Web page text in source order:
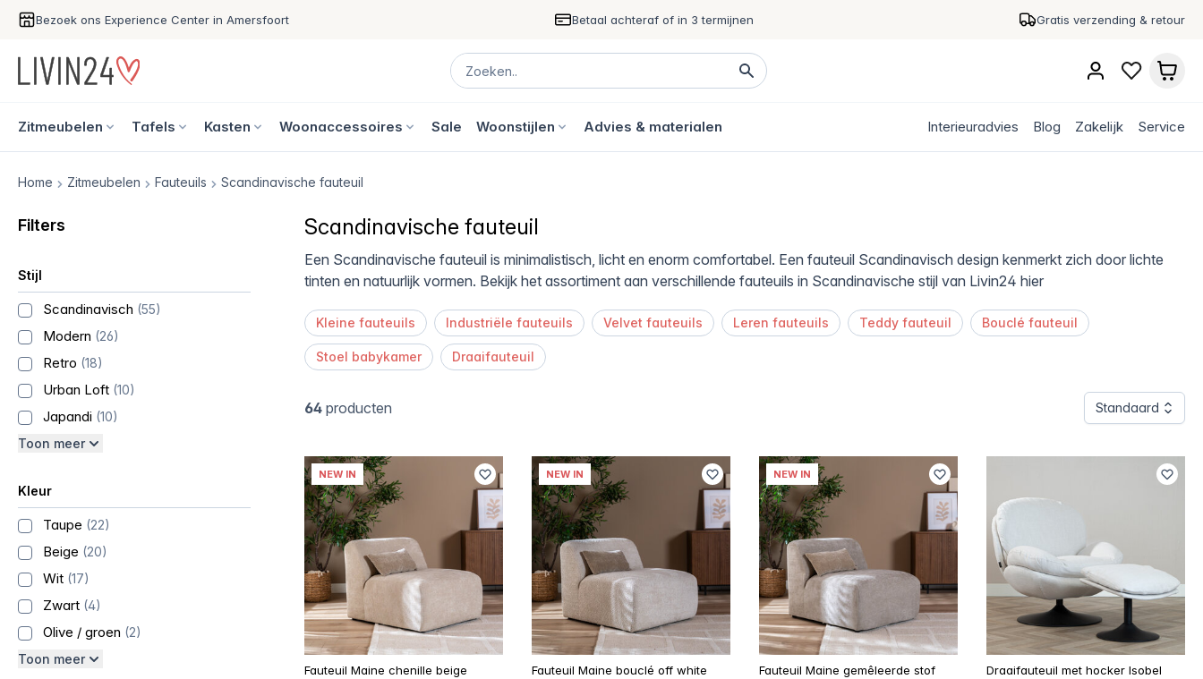
Bezoek ons Experience Center in Amersfoort Betaal achteraf of in 3 termijnen Gratis verzending & retour
Zitmeubelen Tafels Kasten Woonaccessoires Sale Woonstijlen Advies & materialen Interieuradvies Blog Zakelijk Service
Home Zitmeubelen Fauteuils Scandinavische fauteuil
Filters
Stijl
Scandinavisch (55)
Modern (26)
Retro (18)
Urban Loft (10)
Japandi (10)
Toon meer
Kleur
Taupe (22)
Beige (20)
Wit (17)
Zwart (4)
Olive / groen (2)
Toon meer
Scandinavische fauteuil
Een Scandinavische fauteuil is minimalistisch, licht en enorm comfortabel. Een fauteuil Scandinavisch design kenmerkt zich door lichte
tinten en natuurlijk vormen. Bekijk het assortiment aan verschillende fauteuils in Scandinavische stijl van Livin24 hier
Kleine fauteuils Industriële fauteuils Velvet fauteuils Leren fauteuils Teddy fauteuil Bouclé fauteuil
Stoel babykamer Draaifauteuil
64 producten Standaard
NEW IN
Fauteuil Maine chenille beige
NEW IN
Fauteuil Maine bouclé off white
NEW IN
Fauteuil Maine gemêleerde stof
Draaifauteuil met hocker Isobel